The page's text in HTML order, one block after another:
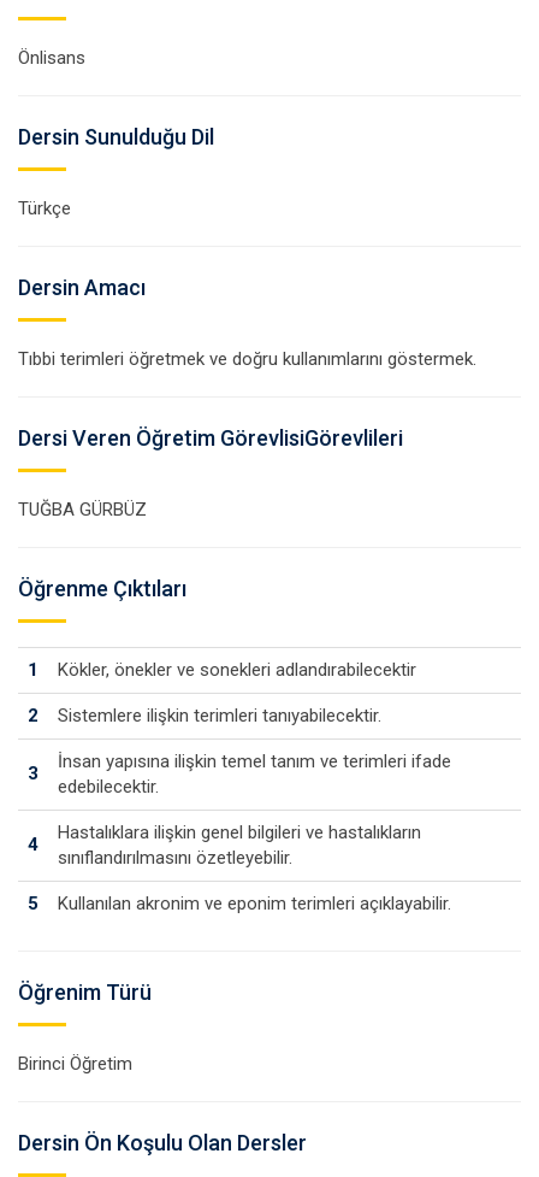
Önlisans
Dersin Sunulduğu Dil
Türkçe
Dersin Amacı
Tıbbi terimleri öğretmek ve doğru kullanımlarını göstermek.
Dersi Veren Öğretim GörevlisiGörevlileri
TUĞBA GÜRBÜZ
Öğrenme Çıktıları
1 Kökler, önekler ve sonekleri adlandırabilecektir
2 Sistemlere ilişkin terimleri tanıyabilecektir.
3
İnsan yapısına ilişkin temel tanım ve terimleri ifade
edebilecektir.
4
Hastalıklara ilişkin genel bilgileri ve hastalıkların
sınıflandırılmasını özetleyebilir.
5 Kullanılan akronim ve eponim terimleri açıklayabilir.
Öğrenim Türü
Birinci Öğretim
Dersin Ön Koşulu Olan Dersler